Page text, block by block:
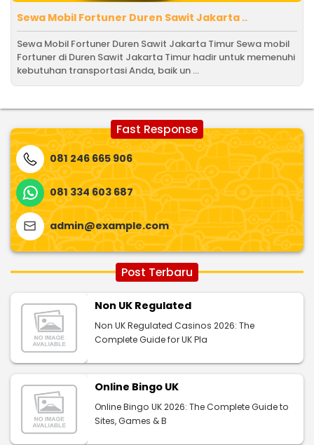
Sewa Mobil Fortuner Duren Sawit Jakarta ..
Sewa Mobil Fortuner Duren Sawit Jakarta Timur Sewa mobil
Fortuner di Duren Sawit Jakarta Timur hadir untuk memenuhi
kebutuhan transportasi Anda, baik un ...
Fast Response
081 246 665 906
081 334 603 687
admin@example.com
Post Terbaru
Non UK Regulated
Non UK Regulated Casinos 2026: The
Complete Guide for UK Pla
Online Bingo UK
Online Bingo UK 2026: The Complete Guide to
Sites, Games & B